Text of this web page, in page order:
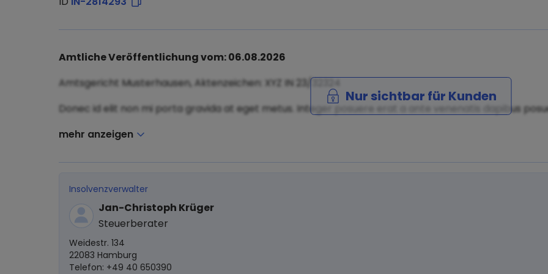
Amtliche Veröffentlichung vom: 06.08.2026
Amtsgericht Musterhausen, Aktenzeichen: XYZ IN 23/32324
Donec id elit non mi porta gravida at eget metus. Integer posuere erat a ante venenatis dapibus
Nur sichtbar für Kunden
mehr anzeigen
Insolvenzverwalter
Jan-Christoph Krüger
Steuerberater
Weidestr. 134
22083 Hamburg
Telefon: +49 40 650390